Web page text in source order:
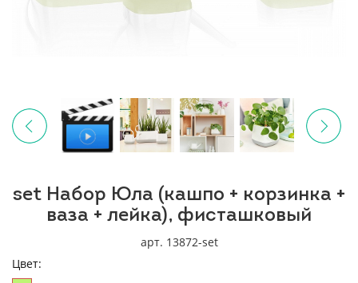
set Набор Юла (кашпо + корзинка +
ваза + лейка), фисташковый
арт. 13872-set
Цвет: